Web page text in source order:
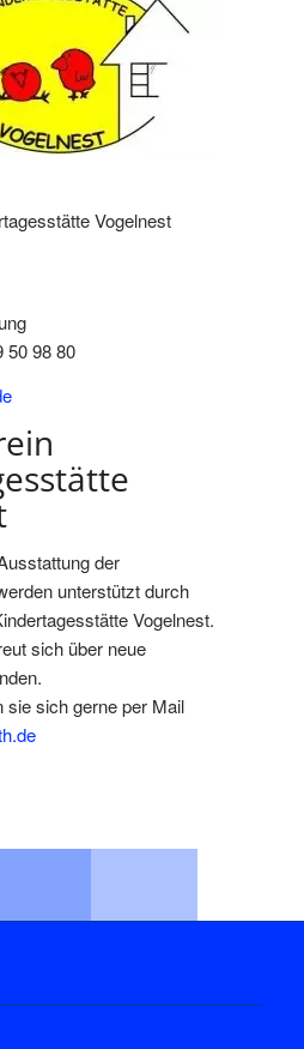
Vogelnest
50 98 80
der
unterstützt durch
Vogelnest.
sich über neue
sie sich gerne per Mail